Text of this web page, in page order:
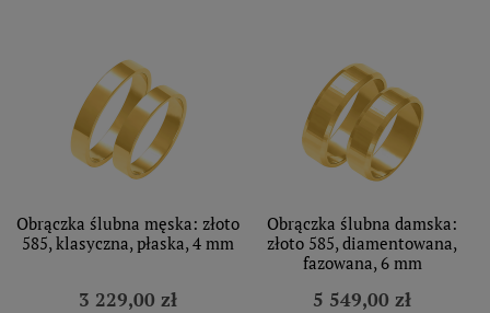
Obrączka ślubna męska: złoto
585, klasyczna, płaska, 4 mm
3 229,00 zł
Obrączka ślubna damska:
złoto 585, diamentowana,
fazowana, 6 mm
5 549,00 zł